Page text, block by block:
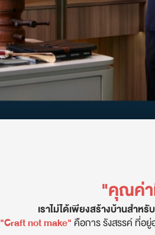
"คุณค่
เราไม่ได้เพียงสร้างบ้านสำห
"Craft not make" คือการ รังสรรค์ ที่อยู่